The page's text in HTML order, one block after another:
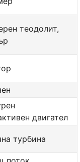
теодолит,
двигател
турбина